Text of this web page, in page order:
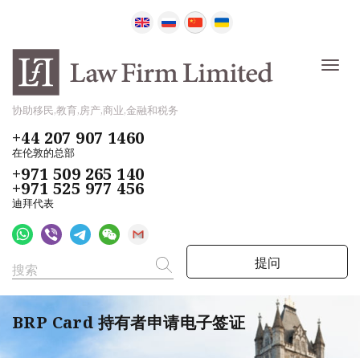
协助移民,教育,房产,商业,金融和税务
+44 207 907 1460
在伦敦的总部
+971 509 265 140
+971 525 977 456
迪拜代表
提问
BRP Card 持有者申请电子签证